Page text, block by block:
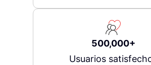
500,000+
Usuarios